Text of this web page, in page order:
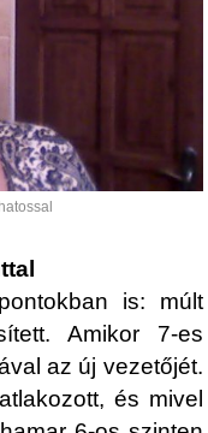
is: múlt
Amikor 7-es
az új vezetőjét.
és mivel